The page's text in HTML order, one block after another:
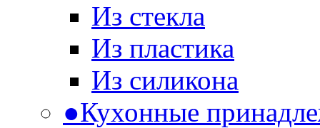
Из стекла
Из пластика
Из силикона
●Кухонные